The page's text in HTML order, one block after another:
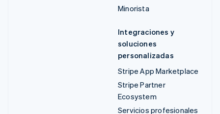
Minorista
Integraciones y
soluciones
personalizadas
Stripe App Marketplace
Stripe Partner
Ecosystem
Servicios profesionales